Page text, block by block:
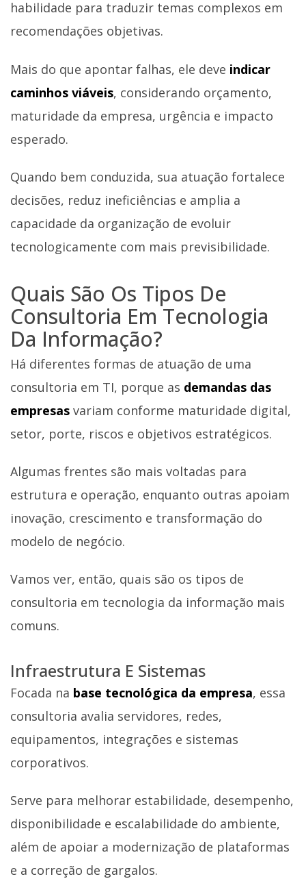
habilidade para traduzir temas complexos em
recomendações objetivas.
Mais do que apontar falhas, ele deve indicar
caminhos viáveis, considerando orçamento,
maturidade da empresa, urgência e impacto
esperado.
Quando bem conduzida, sua atuação fortalece
decisões, reduz ineficiências e amplia a
capacidade da organização de evoluir
tecnologicamente com mais previsibilidade.
Quais São Os Tipos De
Consultoria Em Tecnologia
Da Informação?
Há diferentes formas de atuação de uma
consultoria em TI, porque as demandas das
empresas variam conforme maturidade digital,
setor, porte, riscos e objetivos estratégicos.
Algumas frentes são mais voltadas para
estrutura e operação, enquanto outras apoiam
inovação, crescimento e transformação do
modelo de negócio.
Vamos ver, então, quais são os tipos de
consultoria em tecnologia da informação mais
comuns.
Infraestrutura E Sistemas
Focada na base tecnológica da empresa, essa
consultoria avalia servidores, redes,
equipamentos, integrações e sistemas
corporativos.
Serve para melhorar estabilidade, desempenho,
disponibilidade e escalabilidade do ambiente,
além de apoiar a modernização de plataformas
e a correção de gargalos.